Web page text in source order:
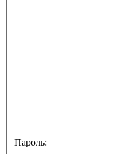
Пароль: